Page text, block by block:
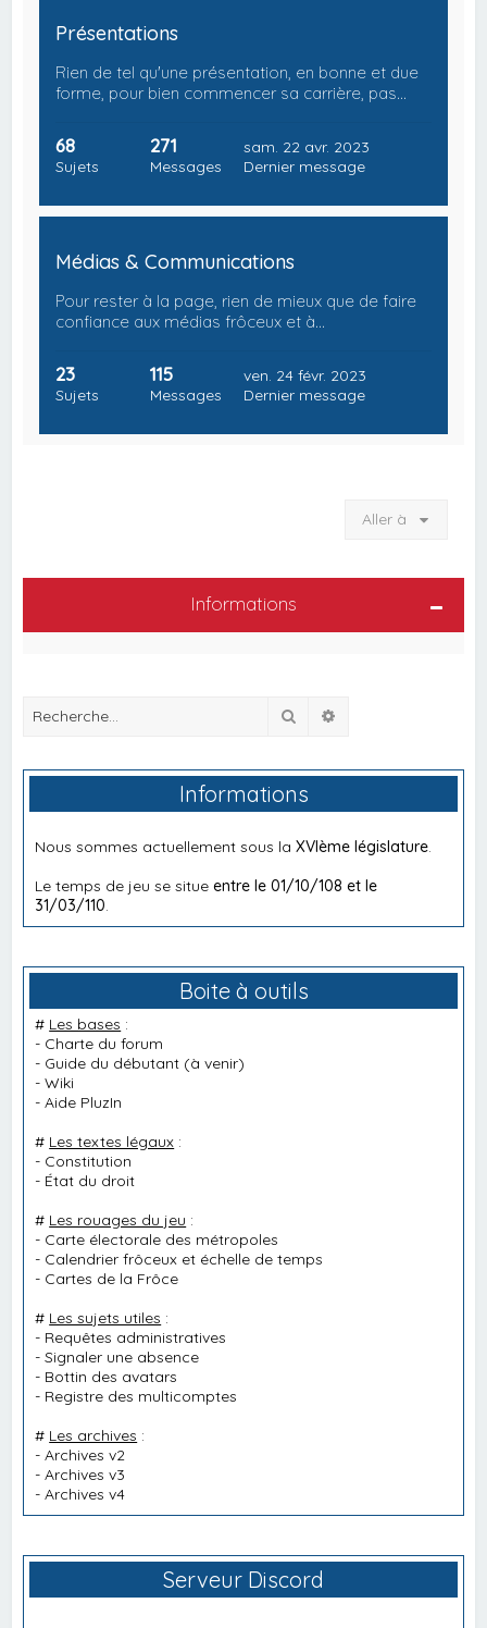
Présentations
Rien de tel qu'une présentation, en bonne et due
forme, pour bien commencer sa carrière, pas…
68
Sujets
271
Messages
sam. 22 avr. 2023
Dernier message
Médias & Communications
Pour rester à la page, rien de mieux que de faire
confiance aux médias frôceux et à…
23
Sujets
115
Messages
ven. 24 févr. 2023
Dernier message
Aller à
Informations
Rechercher
Informations
Nous sommes actuellement sous laXVIème législature
Le temps de jeu se situeentre le 01/10/108 et le
31/03/110
Boite à outils
# Les bases :
- Charte du forum
- Guide du débutant (à venir)
-Wiki
-Aide PluzIn
# Les textes légaux :
- Constitution
- État du droit
# Les rouages du jeu :
- Carte électorale des métropoles
- Calendrier frôceux et échelle de temps
- Cartes de la Frôce
# Les sujets utiles :
- Requêtes administratives
-Signaler une absence
- Bottin des avatars
- Registre des multicomptes
# Les archives :
-Archives v2
-Archives v3
-Archives v4
Serveur Discord